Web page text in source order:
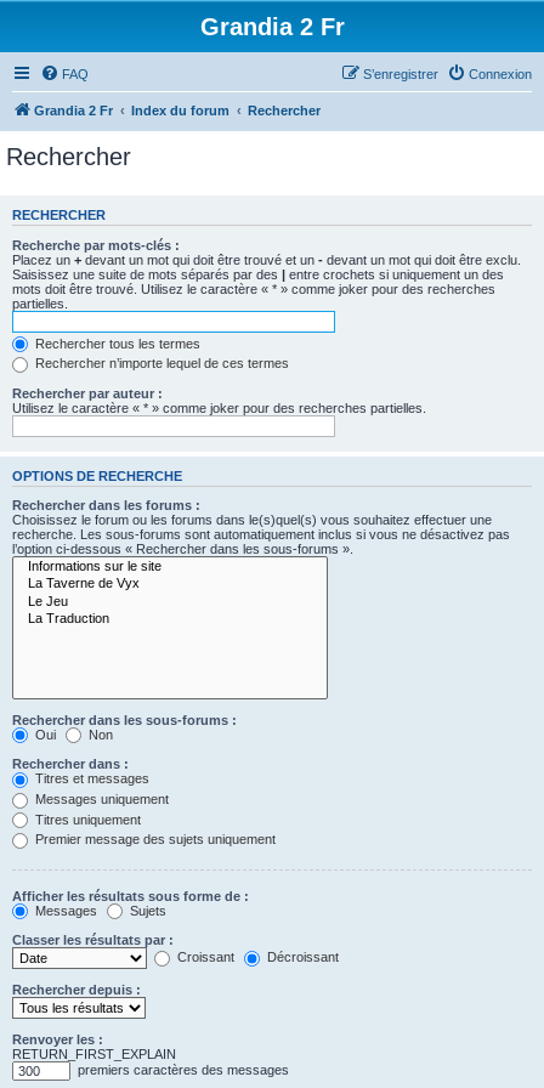
Grandia 2 Fr
FAQ Connexion
S’enregistrer
Grandia 2 Fr Index du forum Rechercher
Rechercher
RECHERCHER
Recherche par mots-clés :
Placez un + devant un mot qui doit être trouvé et un - devant un mot qui doit être exclu.
Saisissez une suite de mots séparés par des | entre crochets si uniquement un des
mots doit être trouvé. Utilisez le caractère « * » comme joker pour des recherches
partielles.
Rechercher tous les termes
Rechercher n’importe lequel de ces termes
Rechercher par auteur :
Utilisez le caractère « * » comme joker pour des recherches partielles.
OPTIONS DE RECHERCHE
Rechercher dans les forums :
Choisissez le forum ou les forums dans le(s)quel(s) vous souhaitez effectuer une
recherche. Les sous-forums sont automatiquement inclus si vous ne désactivez pas
l’option ci-dessous « Rechercher dans les sous-forums ».
Rechercher dans les sous-forums :
Oui
Non
Rechercher dans :
Titres et messages
Messages uniquement
Titres uniquement
Premier message des sujets uniquement
Afficher les résultats sous forme de :
Messages
Sujets
Classer les résultats par :
Croissant
Décroissant
Rechercher depuis :
Renvoyer les :
RETURN_FIRST_EXPLAIN
premiers caractères des messages